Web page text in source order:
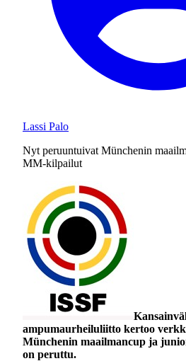
Lassi Palo
Nyt peruuntuivat Münchenin
MM-kilpailut
ampumaurheiluliitto kertoo
Münchenin maailmancup ja
on peruttu.